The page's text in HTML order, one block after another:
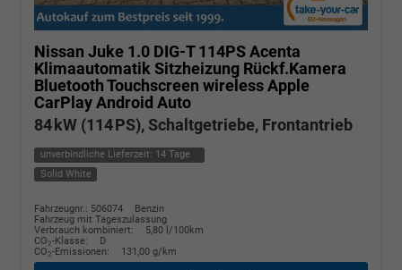
Nissan Juke 1.0 DIG-T 114PS Acenta
Klimaautomatik Sitzheizung Rückf.Kamera
Bluetooth Touchscreen wireless Apple
CarPlay Android Auto
84 kW (114 PS), Schaltgetriebe, Frontantrieb
unverbindliche Lieferzeit: 14 Tage
Solid White
Fahrzeugnr.: 506074
Benzin
Fahrzeug mit Tageszulassung
Verbrauch kombiniert:
5,80 l/100km
CO2-Klasse:
D
CO2-Emissionen: 131,00 g/km